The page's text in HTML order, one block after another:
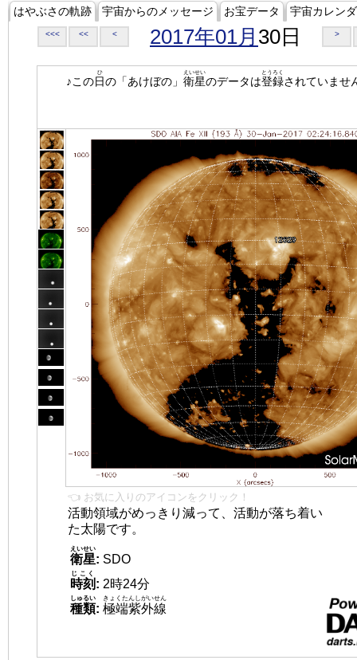
はやぶさの軌跡 宇宙からのメッセージ お宝データ 宇宙カレン
<<< << < 2017年01月 30日 >
♪この日
ひ
の「あけぼの」 衛星
えいせい
のデータは登録
とうろく
されていませ
👈 お気に入りのアイコンをクリック！
活動領域がめっきり減って、活動が落ち着い
た太陽です。
衛星
えいせい
: SDO
時刻
じこく
: 2時24分
種類
しゅるい
: 極端紫外線
きょくたんしがいせん